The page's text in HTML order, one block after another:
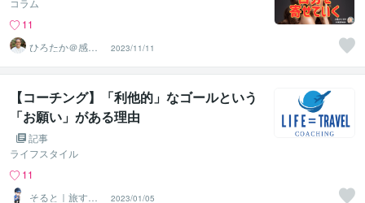
コラム
11
ひろたか＠感情
クリーニングの
専門家
2023/11/11
【コーチング】「利他的」なゴールという
「お願い」がある理由
記事
ライフスタイル
11
そると｜旅する
2023/01/05